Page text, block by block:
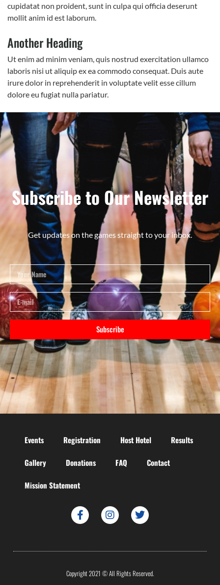
cupidatat non proident, sunt in culpa qui officia deserunt
mollit anim id est laborum.
Another Heading
Ut enim ad minim veniam, quis nostrud exercitation ullamco
laboris nisi ut aliquip ex ea commodo consequat. Duis aute
irure dolor in reprehenderit in voluptate velit esse cillum
dolore eu fugiat nulla pariatur.
Subscribe to Our Newsletter
Get updates on the games straight to your inbox.
Subscribe
Events Registration Host Hotel Results
Gallery Donations FAQ Contact
Mission Statement
Copyright 2021 © All Rights Reserved.